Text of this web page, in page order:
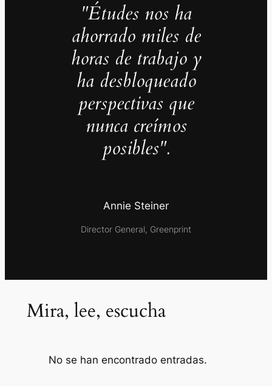
"Études nos ha
ahorrado miles de
horas de trabajo y
ha desbloqueado
perspectivas que
nunca creímos
posibles".
Annie Steiner
Director General, Greenprint
Mira, lee, escucha
No se han encontrado entradas.